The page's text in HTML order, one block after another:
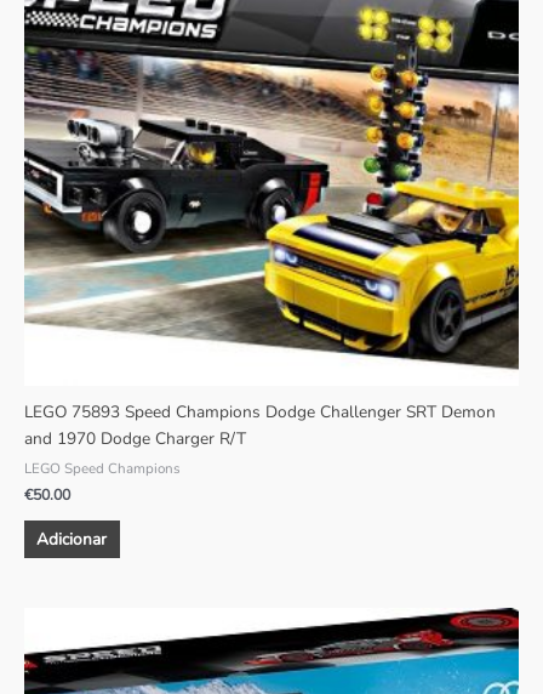
LEGO 75893 Speed Champions Dodge Challenger SRT Demon
and 1970 Dodge Charger R/T
LEGO Speed Champions
€50.00
Adicionar